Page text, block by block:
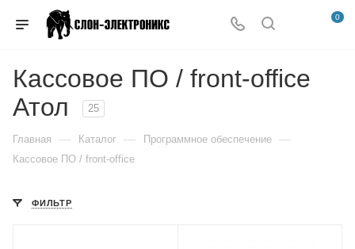
0
Кассовое ПО / front-office
Атол
25
Главная — Каталог — Программное обеспечение —
Кассовое ПО / front-office
ФИЛЬТР